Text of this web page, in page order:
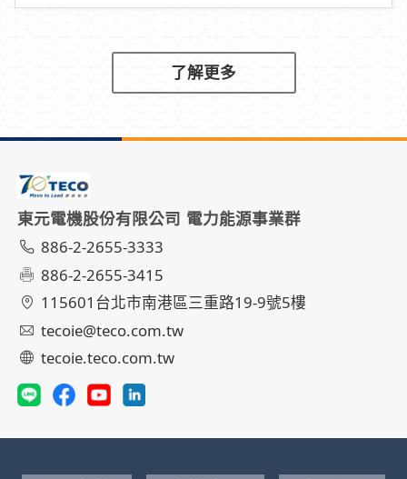
了解更多
東元電機股份有限公司 電力能源事業群
886-2-2655-3333
886-2-2655-3415
115601台北市南港區三重路19-9號5樓
tecoie@teco.com.tw
tecoie.teco.com.tw